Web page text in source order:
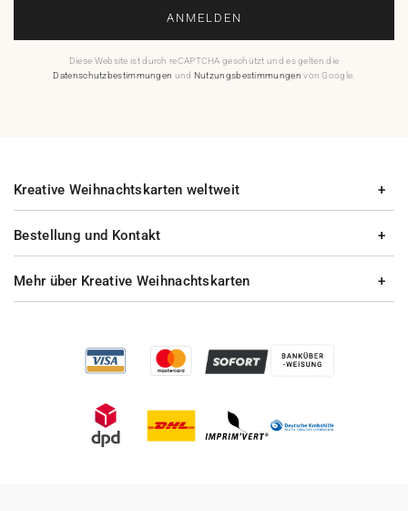
ANMELDEN
Diese Website ist durch reCAPTCHA geschützt und es gelten die
Datenschutzbestimmungen und Nutzungsbestimmungen von Google.
Bestellung und Kontakt
Mehr über Kreative Weihnachtskarten
Kreative Weihnachtskarten weltweit